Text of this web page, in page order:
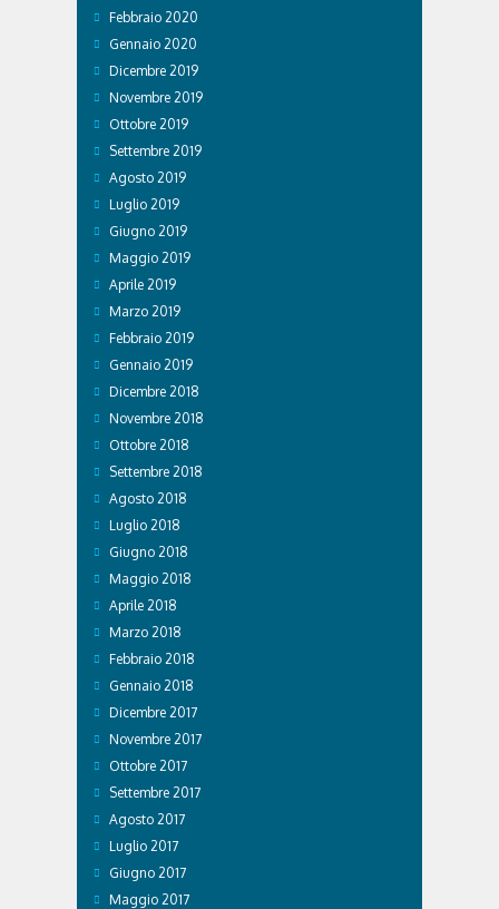
Febbraio 2020
Gennaio 2020
Dicembre 2019
Novembre 2019
Ottobre 2019
Settembre 2019
Agosto 2019
Luglio 2019
Giugno 2019
Maggio 2019
Aprile 2019
Marzo 2019
Febbraio 2019
Gennaio 2019
Dicembre 2018
Novembre 2018
Ottobre 2018
Settembre 2018
Agosto 2018
Luglio 2018
Giugno 2018
Maggio 2018
Aprile 2018
Marzo 2018
Febbraio 2018
Gennaio 2018
Dicembre 2017
Novembre 2017
Ottobre 2017
Settembre 2017
Agosto 2017
Luglio 2017
Giugno 2017
Maggio 2017